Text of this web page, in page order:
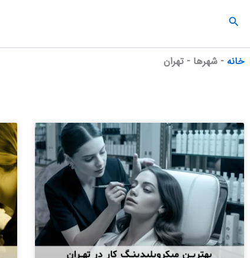
جستجو
خانه - شهرها - تهران